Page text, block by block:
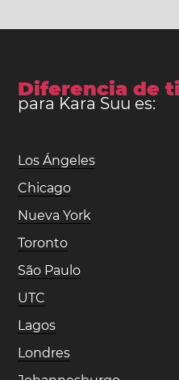
Diferencia de
para Kara Suu es:
Los Ángeles
Chicago
Nueva York
Toronto
São Paulo
UTC
Lagos
Londres